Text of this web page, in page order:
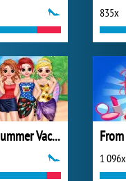
835x
Besties Summer Vacation
1 096x